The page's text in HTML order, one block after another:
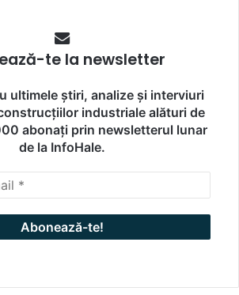
te la newsletter
ultimele știri, analize și interviuri
industriale alături de
abonați prin newsletterul lunar
de la InfoHale.